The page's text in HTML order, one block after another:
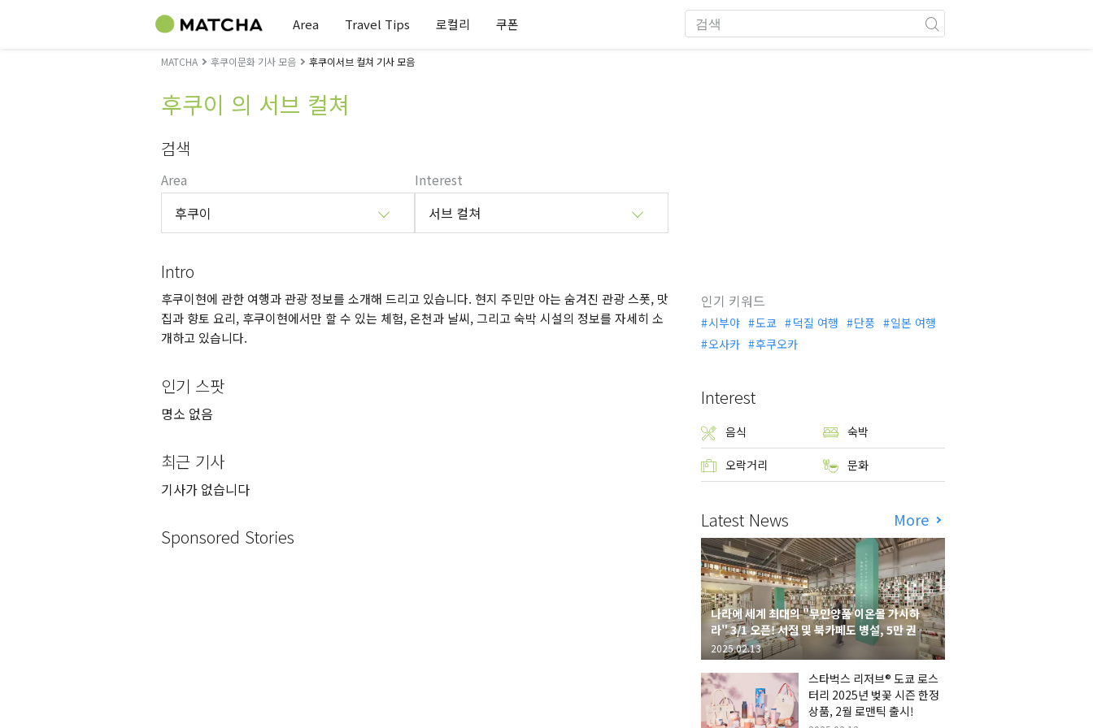
Area Travel Tips 로컬리 쿠폰
MATCHA 후쿠이문화 기사 모음 후쿠이서브 컬쳐 기사 모음
후쿠이 의 서브 컬쳐
검색
Area
후쿠이
Interest
서브 컬쳐
Intro
후쿠이현에 관한 여행과 관광 정보를 소개해 드리고 있습니다. 현지 주민만 아는 숨겨진 관광 스폿, 맛
집과 향토 요리, 후쿠이현에서만 할 수 있는 체험, 온천과 날씨, 그리고 숙박 시설의 정보를 자세히 소
개하고 있습니다.
인기 스팟
명소 없음
최근 기사
기사가 없습니다
Sponsored Stories
인기 키워드
시부야 도쿄 덕질 여행 단풍
일본 여행
오사카
후쿠오카
Interest
음식 숙박
오락거리 문화
Latest News More
나라에 세계 최대의 "무인양품 이온몰 가시하
라" 3/1 오픈! 서점 및 북카페도 병설, 5만 권의
"가시하라 서점"도 출점
2025.02.13
스타벅스 리저브® 도쿄 로스
터리 2025년 벚꽃 시즌 한정
상품, 2월 로맨틱 출시!